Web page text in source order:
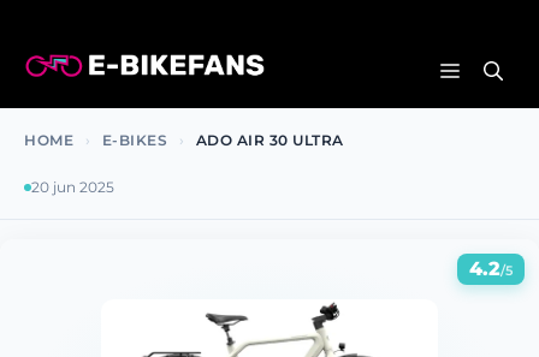
naar
inhoud
MENU
HOME › E-BIKES › ADO AIR 30 ULTRA
20 jun 2025
4.2/5